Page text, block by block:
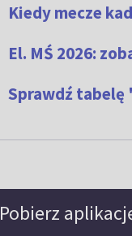
Kiedy mecze
El. MŚ 2026:
Sprawdź tabelę
Pobierz